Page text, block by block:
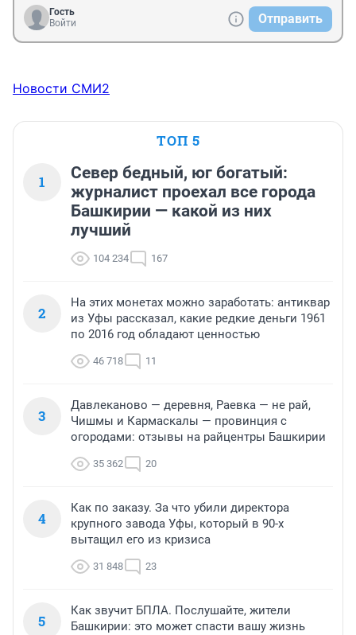
Гость
Войти
Отправить
Новости СМИ2
ТОП 5
1
Север бедный, юг богатый:
журналист проехал все города
Башкирии — какой из них
лучший
104 234 167
2
На этих монетах можно заработать: антиквар
из Уфы рассказал, какие редкие деньги 1961
по 2016 год обладают ценностью
46 718 11
3
Давлеканово — деревня, Раевка — не рай,
Чишмы и Кармаскалы — провинция с
огородами: отзывы на райцентры Башкирии
35 362 20
4
Как по заказу. За что убили директора
крупного завода Уфы, который в 90-х
вытащил его из кризиса
31 848 23
5
Как звучит БПЛА. Послушайте, жители
Башкирии: это может спасти вашу жизнь